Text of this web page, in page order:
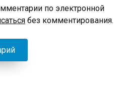
по электронной
без комментирования.